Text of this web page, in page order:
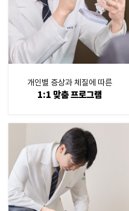
개인별 증상과 체질에 따른
1:1 맞춤 프로그램